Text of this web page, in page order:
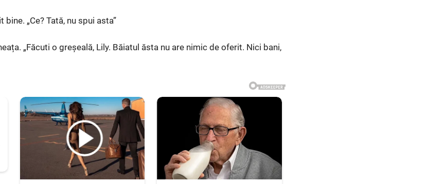
„Ce? Tată, nu spui asta”
„Făcuti o greșeală, Lily. Băiatul ăsta nu are nimic de oferit. Nici bani,